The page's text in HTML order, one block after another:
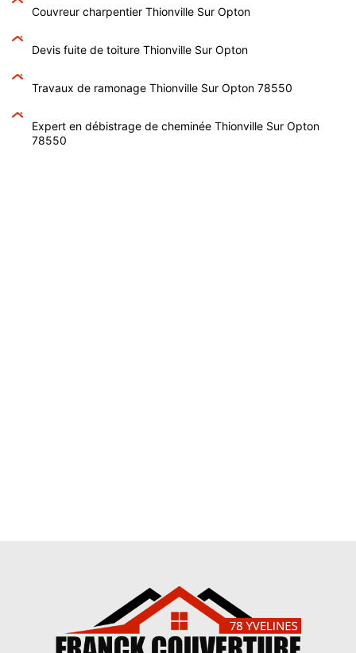
Couvreur charpentier Thionville Sur Opton
Devis fuite de toiture Thionville Sur Opton
Travaux de ramonage Thionville Sur Opton 78550
Expert en débistrage de cheminée Thionville Sur Opton
78550